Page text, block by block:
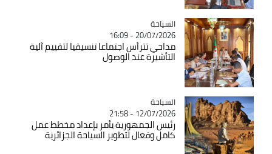
Catégorie
السياحة
20/07/2026 - 16:09
مداحي تترأس اجتماعا تنسيقيا لتقييم آلية
التأشيرة عند الوصول
Catégorie
السياحة
12/07/2026 - 21:58
رئيس الجمهورية يأمر بإعداد مخطط عمل
كامل وفعال لتطوير السياحة الجزائرية